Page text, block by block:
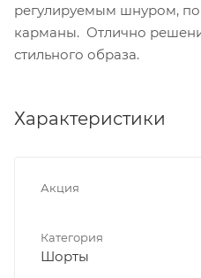
регулируемым шнуром,
карманы. Отлично
стильного образа.
Характеристики
Акция
Категория
Шорты